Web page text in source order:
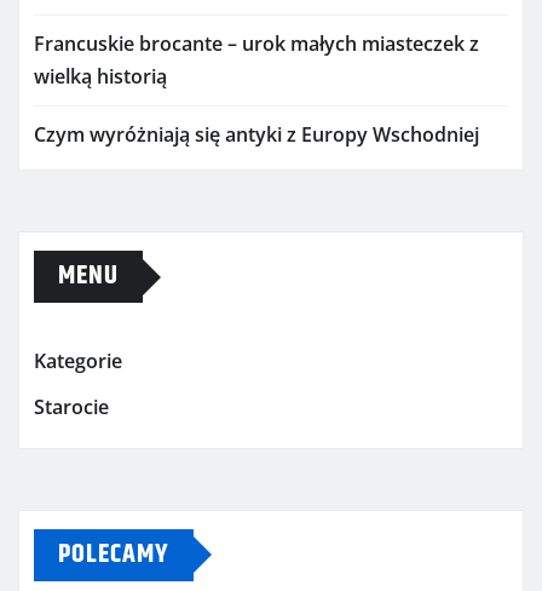
Francuskie brocante – urok małych miasteczek z
wielką historią
Czym wyróżniają się antyki z Europy Wschodniej
MENU
Kategorie
Starocie
POLECAMY